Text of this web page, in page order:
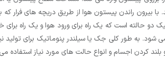
با بیرون راندن پیستون هوا از طریق دریچه های
است که یک راه برای ورود هوا و یک راه برای
به طور کلی جک یا سیلندر پنوماتیک برای تولید
کردن اجسام و انواع حالت های مورد نیاز استفاده